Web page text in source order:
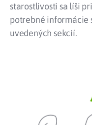
starostlivosti sa líši
potrebné informácie
uvedených sekcií.